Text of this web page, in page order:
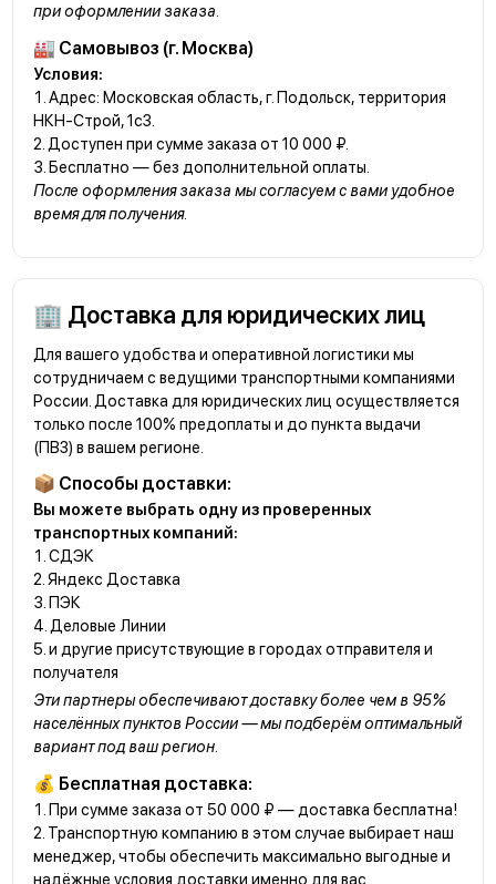
при оформлении заказа.
🏭 Самовывоз (г. Москва)
Условия:
Адрес: Московская область, г. Подольск, территория
НКН-Строй, 1с3.
Доступен при сумме заказа от 10 000 ₽.
Бесплатно — без дополнительной оплаты.
После оформления заказа мы согласуем с вами удобное
время для получения.
🏢 Доставка для юридических лиц
Для вашего удобства и оперативной логистики мы
сотрудничаем с ведущими транспортными компаниями
России. Доставка для юридических лиц осуществляется
только после 100% предоплаты и до пункта выдачи
(ПВЗ) в вашем регионе.
📦 Способы доставки:
Вы можете выбрать одну из проверенных
транспортных компаний:
СДЭК
Яндекс Доставка
ПЭК
Деловые Линии
и другие присутствующие в городах отправителя и
получателя
Эти партнеры обеспечивают доставку более чем в 95%
населённых пунктов России — мы подберём оптимальный
вариант под ваш регион.
💰 Бесплатная доставка:
При сумме заказа от 50 000 ₽ — доставка бесплатна!
Транспортную компанию в этом случае выбирает наш
менеджер, чтобы обеспечить максимально выгодные и
надёжные условия доставки именно для вас.